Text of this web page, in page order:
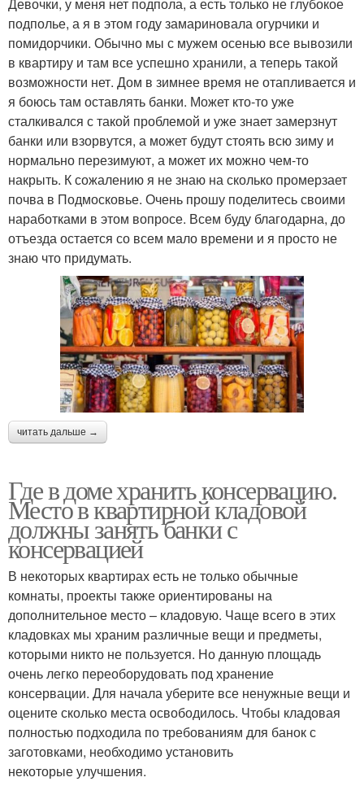
Девочки, у меня нет подпола, а есть только не глубокое
подполье, а я в этом году замариновала огурчики и
помидорчики. Обычно мы с мужем осенью все вывозили
в квартиру и там все успешно хранили, а теперь такой
возможности нет. Дом в зимнее время не отапливается и
я боюсь там оставлять банки. Может кто-то уже
сталкивался с такой проблемой и уже знает замерзнут
банки или взорвутся, а может будут стоять всю зиму и
нормально перезимуют, а может их можно чем-то
накрыть. К сожалению я не знаю на сколько промерзает
почва в Подмосковье. Очень прошу поделитесь своими
наработками в этом вопросе. Всем буду благодарна, до
отъезда остается со всем мало времени и я просто не
знаю что придумать.
читать дальше →
Где в доме хранить консервацию.
Место в квартирной кладовой
должны занять банки с
консервацией
В некоторых квартирах есть не только обычные
комнаты, проекты также ориентированы на
дополнительное место – кладовую. Чаще всего в этих
кладовках мы храним различные вещи и предметы,
которыми никто не пользуется. Но данную площадь
очень легко переоборудовать под хранение
консервации. Для начала уберите все ненужные вещи и
оцените сколько места освободилось. Чтобы кладовая
полностью подходила по требованиям для банок с
заготовками, необходимо установить
некоторые улучшения.